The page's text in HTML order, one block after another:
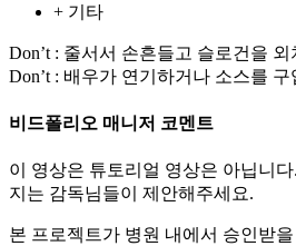
+ 기타
Don’t : 줄서서 손흔들고 슬로건을
Don’t : 배우가 연기하거나 소스를
비드폴리오 매니저 코멘트
이 영상은 튜토리얼 영상은 아닙니
지는 감독님들이 제안해주세요.
본 프로젝트가 병원 내에서 승인받